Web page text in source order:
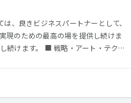
、良きビジネスパートナーとして、
現のための最高の場を提供し続けま
ート・テクノ
価値なサービスを提供し、豊かな社会